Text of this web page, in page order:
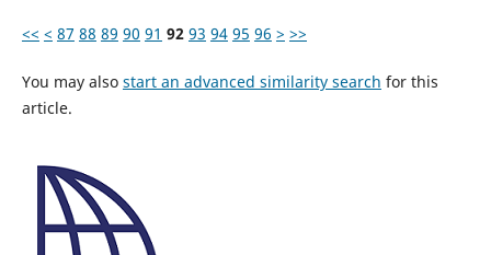
<< < 87 88 89 90 91 92 93 94 95 96 > >>
You may also start an advanced similarity search for this
article.